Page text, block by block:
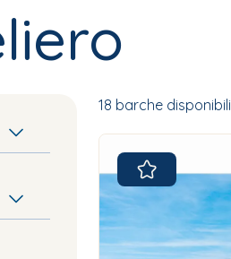
18 barche disponibili